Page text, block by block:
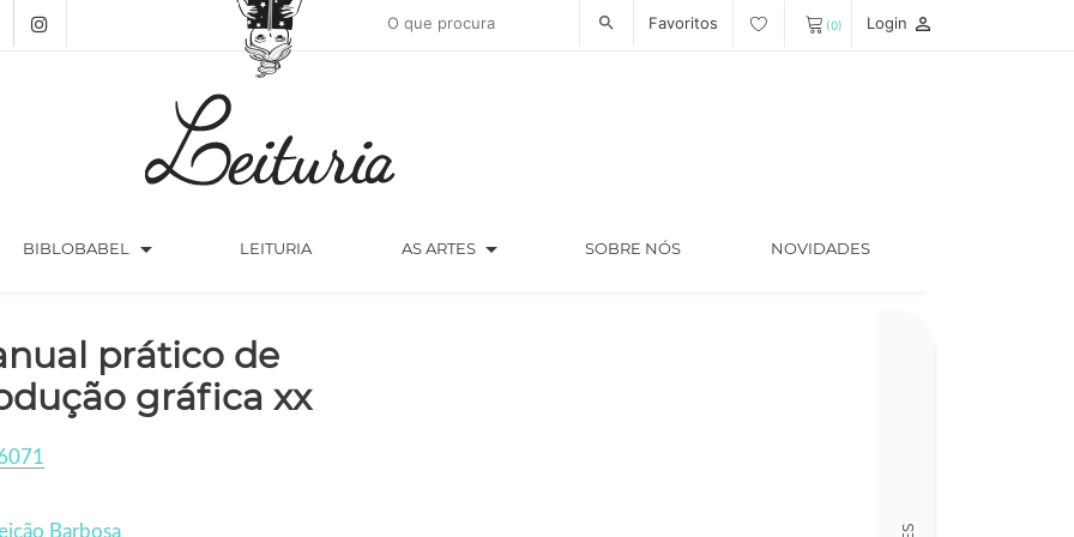
search Favoritos (0) Login person_outline
BIBLOBABEL arrow_drop_down LEITURIA AS ARTES arrow_drop_down SOBRE NÓS NOVIDADES
prático de
gráfica xx
Barbosa